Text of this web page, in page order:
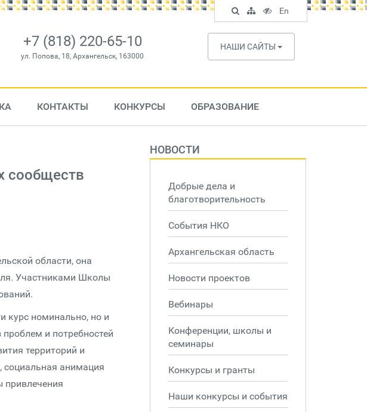
+7 (818) 220-65-10
ул. Попова, 18, Архангельск, 163000
НАШИ САЙТЫ
КОНТАКТЫ КОНКУРСЫ ОБРАЗОВАНИЕ
сообществ
области, она
Участниками Школы
курс номинально, но и
и потребностей
территорий и
социальная анимация
привлечения
НОВОСТИ
Добрые дела и
благотворительность
События НКО
Архангельская область
Новости проектов
Вебинары
Конференции, школы и
семинары
Конкурсы и гранты
Наши конкурсы и события
Поиск
по
сайту
Карта
сайта
Версия
для
слабовидящих
En
English